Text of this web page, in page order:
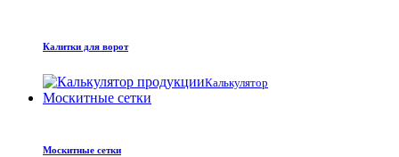
Калитки для ворот
Калькулятор
Москитные сетки
Москитные сетки